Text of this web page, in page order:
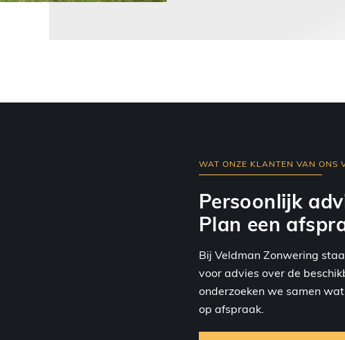
WAT ONZE KLANTEN VAN ONS
Persoonlijk
Plan een
Bij Veldman Zonwering
voor advies over de
onderzoeken we samen
op afspraak.